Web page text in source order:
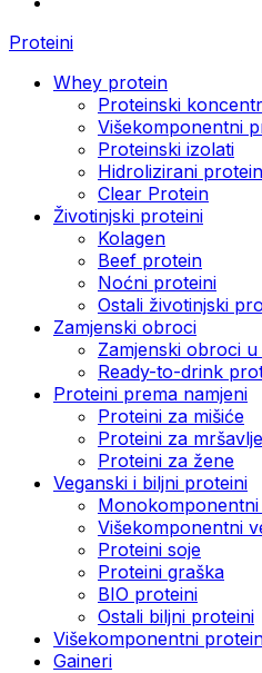
Proteini
Whey protein
Proteinski
Višekomponentni
Proteinski izolati
Hidrolizirani
Clear Protein
Životinjski proteini
Kolagen
Beef protein
Noćni proteini
Ostali životinjski
Zamjenski obroci
Zamjenski obroci
Ready-to-drink
Proteini prema namjeni
Proteini za mišiće
Proteini za
Proteini za žene
Veganski i biljni proteini
Višekomponentni
Proteini soje
Proteini graška
BIO proteini
Ostali biljni proteini
Višekomponentni
Gaineri